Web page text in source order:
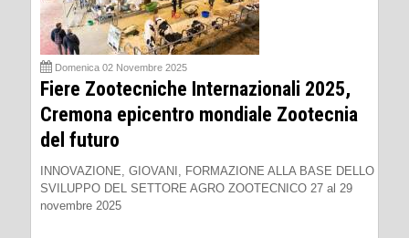
Domenica 02 Novembre 2025
Fiere Zootecniche Internazionali 2025,
Cremona epicentro mondiale Zootecnia
del futuro
INNOVAZIONE, GIOVANI, FORMAZIONE ALLA BASE DELLO
SVILUPPO DEL SETTORE AGRO ZOOTECNICO 27 al 29
novembre 2025